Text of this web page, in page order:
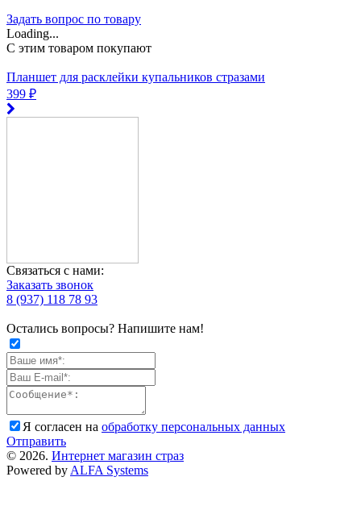
Задать вопрос по товару
Loading...
C этим товаром покупают
Планшет для расклейки купальников стразами
399 ₽
Связаться с нами:
Заказать звонок
8 (937) 118 78 93
Остались вопросы? Напишите нам!
Я согласен на обработку персональных данных
Отправить
© 2026. Интернет магазин страз
Powered by ALFA Systems